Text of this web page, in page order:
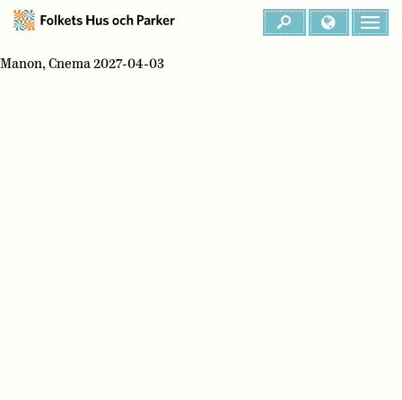
Manon, Cnema 2027-04-03